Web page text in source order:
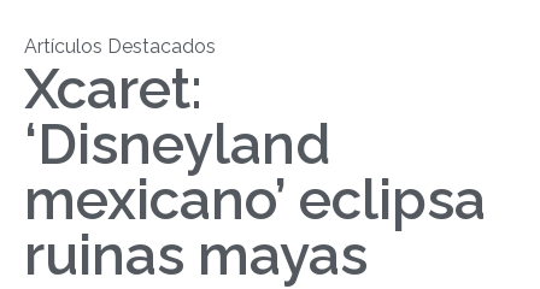
Artículos Destacados
Xcaret:
‘Disneyland
mexicano’ eclipsa
ruinas mayas